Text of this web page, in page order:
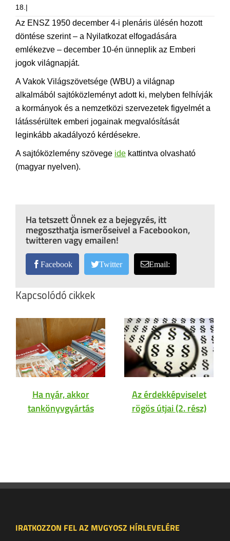
18. |
Az ENSZ 1950 december 4-i plenáris ülésén hozott
döntése szerint – a Nyilatkozat elfogadására
emlékezve – december 10-én ünneplik az Emberi
jogok világnapját.
A Vakok Világszövetsége (WBU) a világnap
alkalmából sajtóközleményt adott ki, melyben felhívják
a kormányok és a nemzetközi szervezetek figyelmét a
látássérültek emberi jogainak megvalósítását
leginkább akadályozó kérdésekre.
A sajtóközlemény szövege ide kattintva olvasható
(magyar nyelven).
Ha tetszett Önnek ez a bejegyzés, itt
megoszthatja ismerőseivel a Facebookon,
twitteren vagy emailen!
Facebook Twitter Email:
Kapcsolódó cikkek
Ha nyár, akkor
tankönyvgyártás
Az érdekképviselet
rögös útjai (2. rész)
IRATKOZZON FEL AZ MVGYOSZ HÍRLEVELÉRE